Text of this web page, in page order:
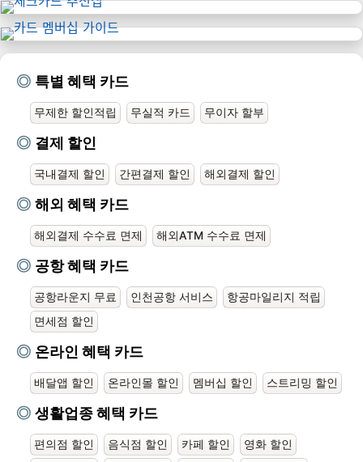
특별 혜택 카드
무제한 할인적립 무실적 카드 무이자 할부
결제 할인
국내결제 할인 간편결제 할인 해외결제 할인
해외 혜택 카드
해외결제 수수료 면제 해외ATM 수수료 면제
공항 혜택 카드
공항라운지 무료 인천공항 서비스
항공마일리지 적립
면세점 할인
온라인 혜택 카드
배달앱 할인 온라인몰 할인 멤버십 할인 스트리밍 할인
생활업종 혜택 카드
편의점 할인 음식점 할인 카페 할인
영화 할인